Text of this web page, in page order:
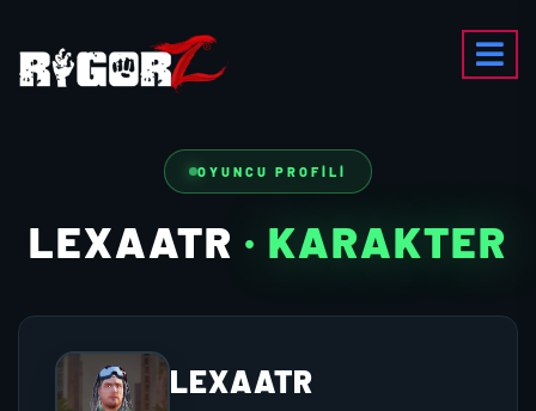
OYUNCU PROFILI
LEXAATR · KARAKTER
LEXAATR